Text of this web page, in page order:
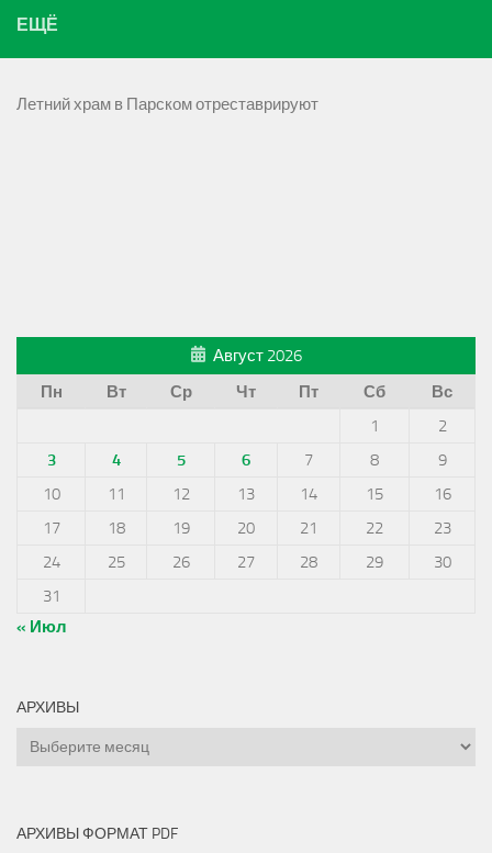
ЕЩЁ
Летний храм в Парском отреставрируют
Август 2026
Пн
Вт Ср Чт Пт Сб
Вс
1
2
3
4 5 6 7 8
9
10
11 12 13 14 15
16
17
18 19 20 21 22
23
24
25 26 27 28 29
30
31
« Июл
АРХИВЫ
Архивы
АРХИВЫ ФОРМАТ PDF